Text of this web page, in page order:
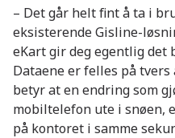
– Det går helt fint å ta i
eksisterende Gisline-
eKart gir deg egentlig det
Dataene er felles på
betyr at en endring som
mobiltelefon ute i snøen,
på kontoret i samme